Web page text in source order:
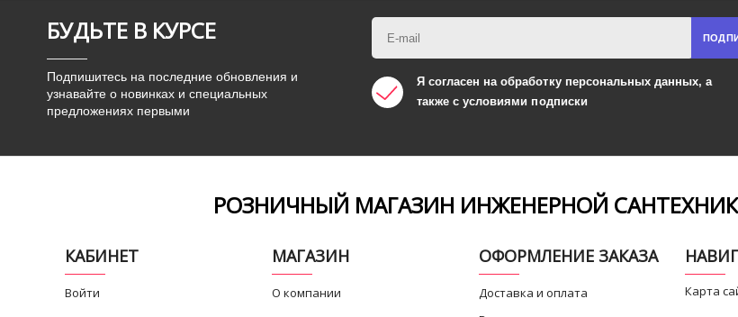
БУДЬТЕ В КУРСЕ
Подпишитесь на последние обновления и
узнавайте о новинках и специальных
предложениях первыми
Я согласен на обработкуперсональных данных, а
также с условиями подписки
РОЗНИЧНЫЙ МАГАЗИН ИНЖЕНЕРНОЙ
КАБИНЕТ
Войти
МАГАЗИН
О компании
ОФОРМЛЕНИЕ ЗАКАЗА
Доставка и оплата
Карта